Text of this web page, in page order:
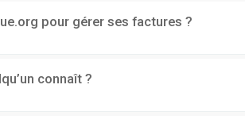
pour gérer ses factures ?
connaît ?